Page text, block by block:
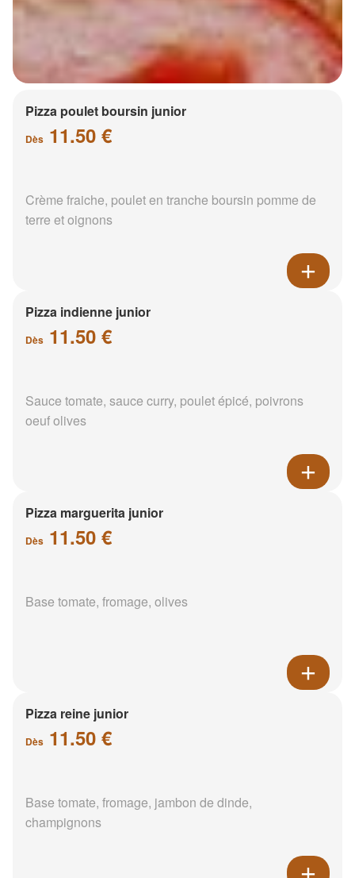
Pizza poulet boursin junior
Dès 11.50 €
Crème fraiche, poulet en tranche boursin pomme de
terre et oignons
Pizza indienne junior
Dès 11.50 €
Sauce tomate, sauce curry, poulet épicé, poivrons
oeuf olives
Pizza marguerita junior
Dès 11.50 €
Base tomate, fromage, olives
Pizza reine junior
Dès 11.50 €
Base tomate, fromage, jambon de dinde,
champignons